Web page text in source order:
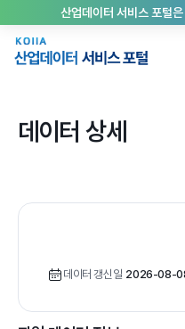
산업데이터 서비스 포털
데이터 상세
데이터 갱신일 2026-08-